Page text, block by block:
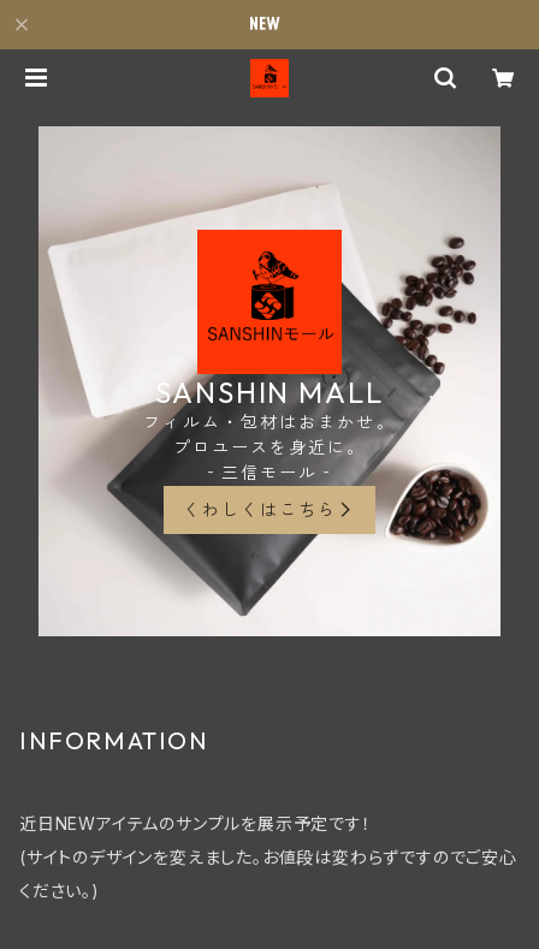
SANSHIN MALL
フィルム・包材はおまかせ。
プロユースを身近に。
‐三信モール‐
くわしくはこちら
INFORMATION
近日NEWアイテムのサンプルを展示予定です！
(サイトのデザインを変えました。お値段は変わらずですのでご安心
ください。)